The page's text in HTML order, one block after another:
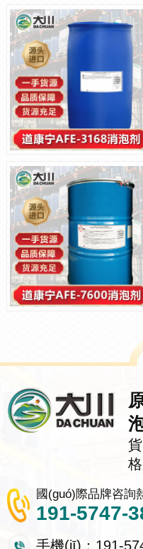
國(guó)際品牌咨詢
191-5747-
手機(jī)：191-